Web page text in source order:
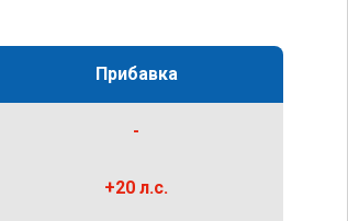
Прибавка
-
+20 л.с.